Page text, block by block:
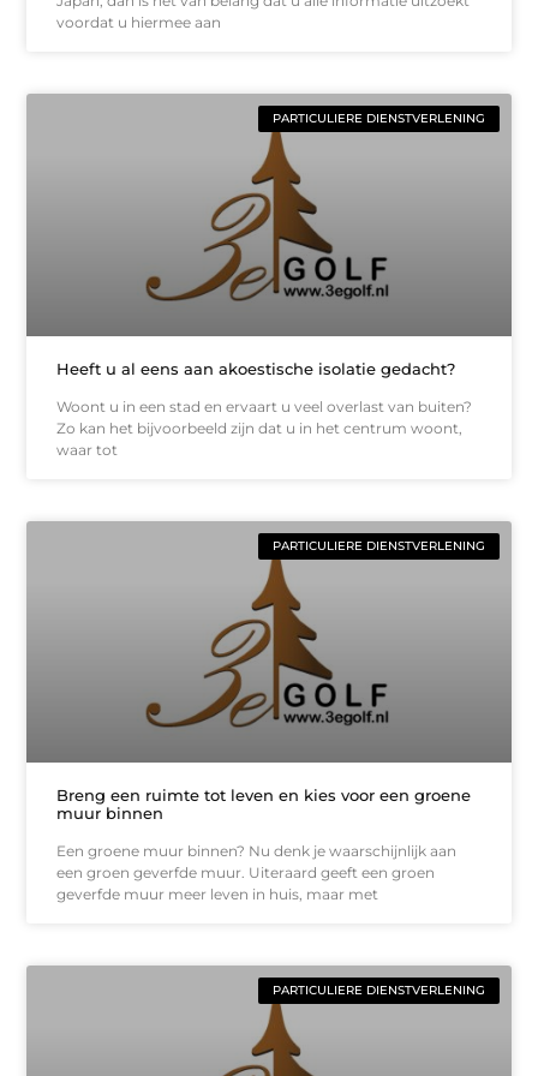
voordat u hiermee aan
PARTICULIERE DIENSTVERLENING
Heeft u al eens aan akoestische isolatie gedacht?
Woont u in een stad en ervaart u veel overlast van buiten?
Zo kan het bijvoorbeeld zijn dat u in het centrum woont,
waar tot
PARTICULIERE DIENSTVERLENING
Breng een ruimte tot leven en kies voor een groene
muur binnen
Een groene muur binnen? Nu denk je waarschijnlijk aan
een groen geverfde muur. Uiteraard geeft een groen
geverfde muur meer leven in huis, maar met
PARTICULIERE DIENSTVERLENING